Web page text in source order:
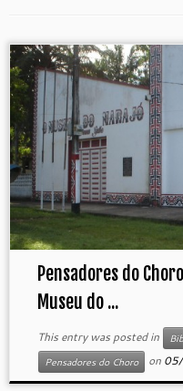
Pensadores do
Museu do ...
This entry was posted in
Pensadores do Choro
on